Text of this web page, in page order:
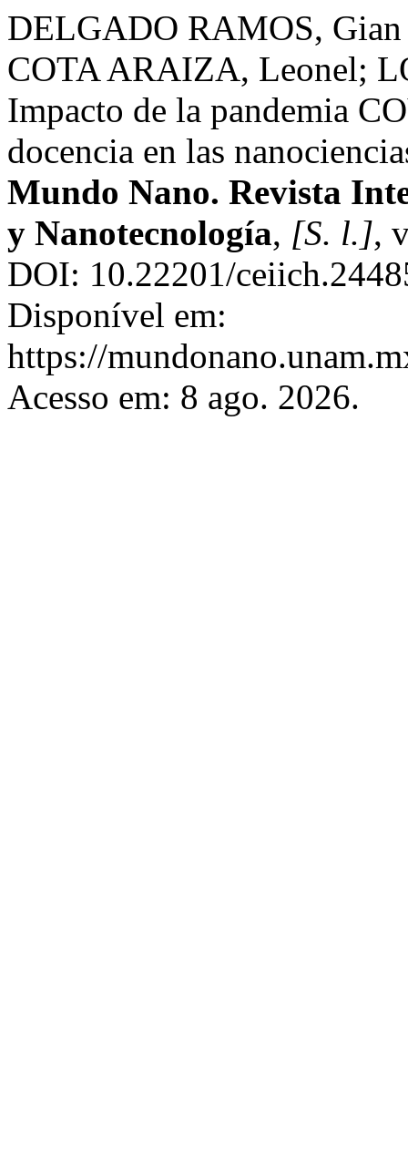
DELGADO RAMOS,
COTA ARAIZA, Leonel;
Impacto de la pandemia
docencia en las
Mundo Nano. Revista
y Nanotecnología, [S. l.],
DOI: 10.22201/
Disponível em:
https://
Acesso em: 8 ago. 2026.